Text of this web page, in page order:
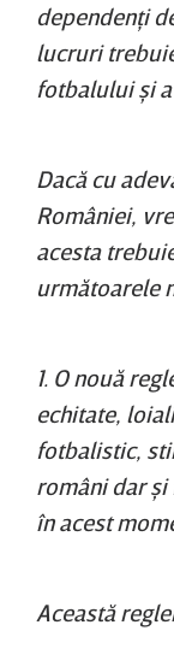
dependenţi
lucruri
fotbalului şi
Dacă cu
României,
acesta
următoarele
1. O nouă
echitate,
fotbalistic,
români dar
în acest
Această